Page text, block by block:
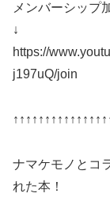
メンバーシップ
↓
https://
j197uQ/join
ナマケモノとコ
れた本！